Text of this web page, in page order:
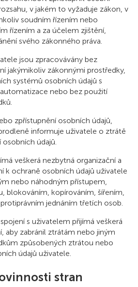
v jakém to vyžaduje zákon, v
soudním řízením nebo
řízením a za účelem zjištění,
svého zákonného práva.
jsou zpracovávány bez
jakýmikoliv zákonnými prostředky,
systémů osobních údajů s
nebo bez použití
zpřístupnění osobních údajů,
informuje uživatele o ztrátě
údajů.
veškerá nezbytná organizační a
k ochraně osobních údajů uživatele
nebo náhodným přístupem,
blokováním, kopírováním, šířením,
jednáním třetích osob.
s uživatelem přijímá veškerá
aby zabránil ztrátám nebo jiným
způsobených ztrátou nebo
údajů uživatele.
stran